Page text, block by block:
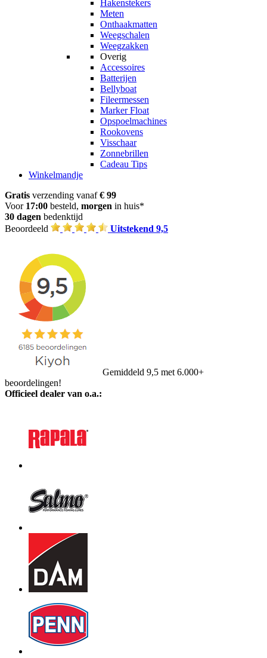
Hakenstekers
Meten
Onthaakmatten
Weegschalen
Weegzakken
Overig
Accessoires
Batterijen
Bellyboat
Fileermessen
Marker Float
Opspoelmachines
Rookovens
Visschaar
Zonnebrillen
Cadeau Tips
Winkelmandje
Gratis verzending vanaf€ 99
Voor 17:00 besteld, morgen in huis*
30 dagen bedenktijd
Beoordeeld
Uitstekend 9,5
Gemiddeld 9,5 met 6.000+
beoordelingen!
Officieel dealer van o.a.: